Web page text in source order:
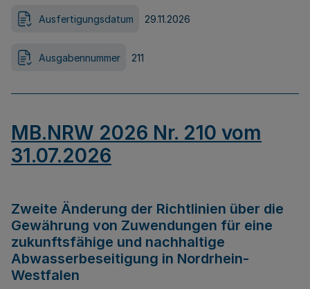
Ausfertigungsdatum 29.11.2026
Ausgabennummer 211
MB.NRW 2026 Nr. 210 vom
31.07.2026
Zweite Änderung der Richtlinien über die
Gewährung von Zuwendungen für eine
zukunftsfähige und nachhaltige
Abwasserbeseitigung in Nordrhein-
Westfalen